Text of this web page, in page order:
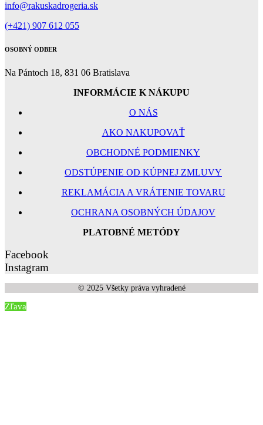
info@rakuskadrogeria.sk
(+421) 907 612 055
OSOBNÝ ODBER
Na Pántoch 18, 831 06 Bratislava
INFORMÁCIE K NÁKUPU
O NÁS
AKO NAKUPOVAŤ
OBCHODNÉ PODMIENKY
ODSTÚPENIE OD KÚPNEJ ZMLUVY
REKLAMÁCIA A VRÁTENIE TOVARU
OCHRANA OSOBNÝCH ÚDAJOV
PLATOBNÉ METÓDY
Facebook
Instagram
© 2025 Všetky práva vyhradené
Zľava